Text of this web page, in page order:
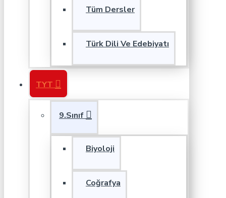
Tüm Dersler
Türk Dili Ve Edebiyatı
TYT
9.Sınıf
Biyoloji
Coğrafya